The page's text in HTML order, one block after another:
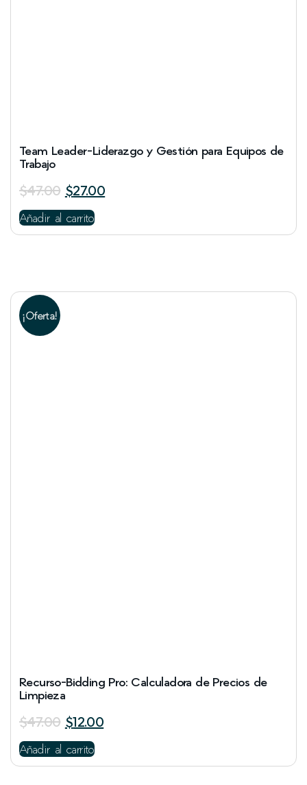
Team Leader-Liderazgo y Gestión para Equipos de
Trabajo
$47.00 $27.00
Añadir al carrito
¡Oferta!
Recurso-Bidding Pro: Calculadora de Precios de
Limpieza
$47.00 $12.00
Añadir al carrito